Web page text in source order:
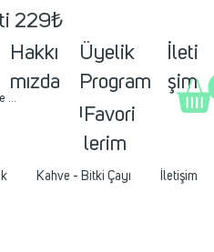
229₺
Hakkı
mızda
Üyelik
Program
ı
İleti
şim
ol
Favori
lerim
Kahve - Bitki Çayı İletişim